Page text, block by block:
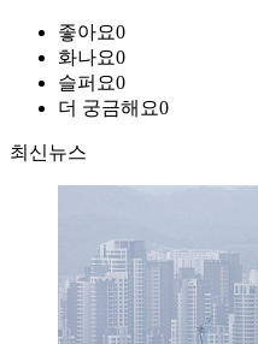
좋아요0
화나요0
슬퍼요0
더 궁금해요0
최신뉴스